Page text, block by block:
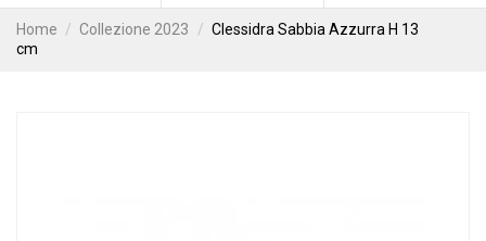
Home Collezione 2023
Clessidra Sabbia Azzurra H 13
cm